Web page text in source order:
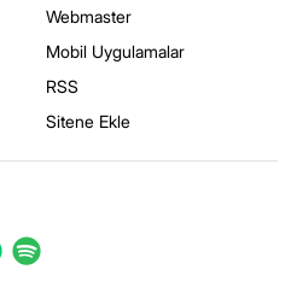
Webmaster
Mobil Uygulamalar
RSS
Sitene Ekle